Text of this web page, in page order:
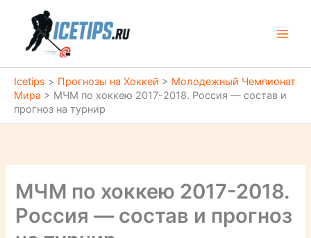
содержимому
Icetips > Прогнозы на Хоккей > Молодежный Чемпионат
Мира > МЧМ по хоккею 2017-2018. Россия — состав и
прогноз на турнир
МЧМ по хоккею 2017-2018.
Россия — состав и прогноз